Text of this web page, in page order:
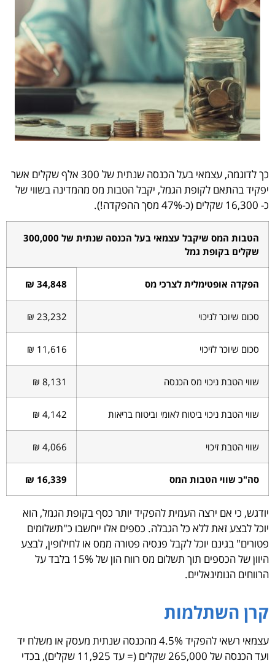
כך לדוגמה, עצמאי בעל הכנסה שנתית של 300 אלף שקלים אשר
בהתאם לקופת הגמל, יקבל הטבות מס מהמדינה בשווי של
מסך ההפקדה!).
הטבות המס שיקבל עצמאי בעל הכנסה שנתית של 300,000
שקלים בקופת גמל
הפקדה אופטימלית לצרכי מס 34,848 ₪
סכום שיוכר לניכוי 23,232 ₪
סכום שיוכר לזיכוי 11,616 ₪
שווי הטבת ניכוי מס הכנסה 8,131 ₪
שווי הטבת ניכוי ביטוח לאומי וביטוח בריאות 4,142 ₪
שווי הטבת זיכוי 4,066 ₪
סה"כ שווי הטבות המס 16,339 ₪
כי אם ירצה העמית להפקיד יותר כסף בקופת הגמל, הוא
לבצע זאת ללא כל הגבלה. כספים אלו ייחשבו כ"תשלומים
בגינם יוכל לקבל פנסיה פטורה ממס או לחילופין, לבצע
היוון של הכספים תוך תשלום מס רווח הון של 15% בלבד על
הנומינאליים.
השתלמות
עצמאי רשאי להפקיד 4.5% מהכנסה שנתית מעסק או משלח יד
ועד הכנסה של 265,000 שקלים (= עד 11,925 שקלים), בכדי